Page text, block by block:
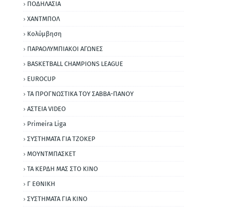
ΠΟΔΗΛΑΣΙΑ
ΧΑΝΤΜΠΟΛ
Κολύμβηση
ΠΑΡΑΟΛΥΜΠΙΑΚΟΙ ΑΓΩΝΕΣ
BASKETBALL CHAMPIONS LEAGUE
EUROCUP
ΤΑ ΠΡΟΓΝΩΣΤΙΚΑ ΤΟΥ ΣΑΒΒΑ-ΠΑΝΟΥ
ΑΣΤΕΙΑ VIDEO
Primeira Liga
ΣΥΣΤΗΜΑΤΑ ΓΙΑ ΤΖΟΚΕΡ
ΜΟΥΝΤΜΠΑΣΚΕΤ
ΤΑ ΚΕΡΔΗ ΜΑΣ ΣΤΟ ΚΙΝΟ
Γ ΕΘΝΙΚΗ
ΣΥΣΤΗΜΑΤΑ ΓΙΑ ΚΙΝΟ